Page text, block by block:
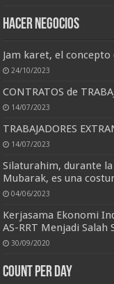
HACER NEGOCIOS
Jam karet, el
24/10/2023
CONTRATOS de
14/07/2023
TRABAJADORES
14/07/2023
Silaturahim, durante
Mubarak, es una
04/06/2023
Kerjasama Ekonomi
AS-RRT Menjadi
30/09/2020
Count per Day